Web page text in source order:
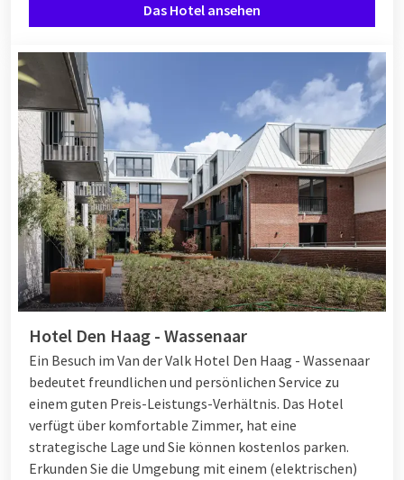
Das Hotel ansehen
Hotel Den Haag - Wassenaar
Ein Besuch im Van der Valk Hotel Den Haag - Wassenaar
bedeutet freundlichen und persönlichen Service zu
einem guten Preis-Leistungs-Verhältnis. Das Hotel
verfügt über komfortable Zimmer, hat eine
strategische Lage und Sie können kostenlos parken.
Erkunden Sie die Umgebung mit einem (elektrischen)